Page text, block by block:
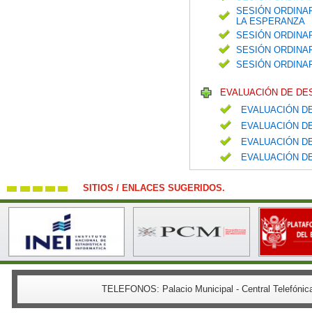
SESIÓN
LA ESPERANZA
SESIÓN
SESIÓN
SESIÓN
EVALUACIÓN DE
EVALUACIÓN
EVALUACIÓN
EVALUACIÓN
EVALUACIÓN
SITIOS / ENLACES SUGERIDOS.
TELEFONOS: Palacio Municipal - Central